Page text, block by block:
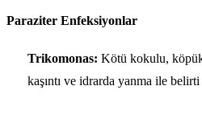
Paraziter Enfeksiyonlar
Trikomonas: Kötü kokulu,
kaşıntı ve idrarda yanma ile